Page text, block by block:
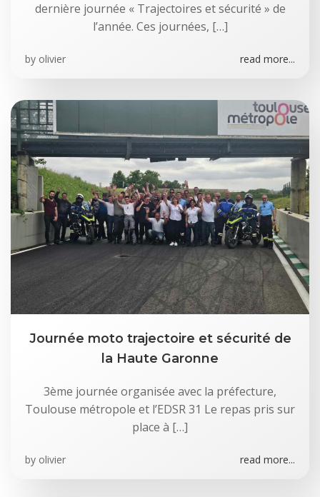
dernière journée « Trajectoires et sécurité » de
l’année. Ces journées, […]
by olivier read more...
Journée moto trajectoire et sécurité de
la Haute Garonne
3ème journée organisée avec la préfecture,
Toulouse métropole et l’EDSR 31 Le repas pris sur
place à […]
by olivier read more...